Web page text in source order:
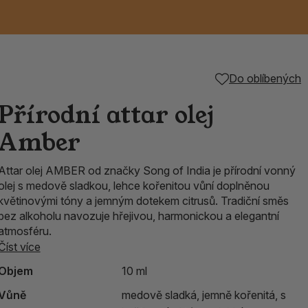
Do oblíbených
attar olej
olej AMBER od značky Song of India je přírodní vonný
s medově sladkou, lehce kořenitou vůní doplněnou
tóny a jemným dotekem citrusů. Tradiční směs
alkoholu navozuje hřejivou, harmonickou a elegantní
více
10 ml
medově sladká, jemně kořenitá, s